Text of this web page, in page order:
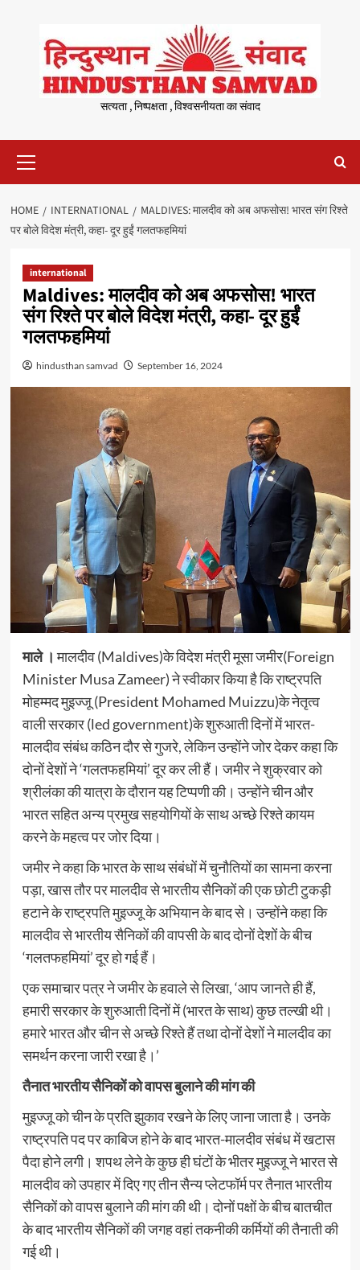
content
सत्यता , निष्पक्षता , विश्वसनीयता का संवाद
Menu
HOME INTERNATIONAL
MALDIVES: मालदीव को अब अफसोस! भारत संग रिश्ते
पर बोले विदेश मंत्री, कहा- दूर हुईं गलतफहमियां
international
Maldives: मालदीव को अब अफसोस! भारत
संग रिश्ते पर बोले विदेश मंत्री, कहा- दूर हुईं
गलतफहमियां
hindusthan samvad September 16, 2024
माले । मालदीव (Maldives)के विदेश मंत्री मूसा जमीर(Foreign
Minister Musa Zameer) ने स्वीकार किया है कि राष्ट्रपति
मोहम्मद मुइज्जू (President Mohamed Muizzu)के नेतृत्व
वाली सरकार (led government)के शुरुआती दिनों में भारत-
मालदीव संबंध कठिन दौर से गुजरे, लेकिन उन्होंने जोर देकर कहा कि
दोनों देशों ने ‘गलतफहमियां’ दूर कर ली हैं। जमीर ने शुक्रवार को
श्रीलंका की यात्रा के दौरान यह टिप्पणी की। उन्होंने चीन और
भारत सहित अन्य प्रमुख सहयोगियों के साथ अच्छे रिश्ते कायम
करने के महत्व पर जोर दिया।
जमीर ने कहा कि भारत के साथ संबंधों में चुनौतियों का सामना करना
पड़ा, खास तौर पर मालदीव से भारतीय सैनिकों की एक छोटी टुकड़ी
हटाने के राष्ट्रपति मुइज्जू के अभियान के बाद से। उन्होंने कहा कि
मालदीव से भारतीय सैनिकों की वापसी के बाद दोनों देशों के बीच
‘गलतफहमियां’ दूर हो गई हैं।
एक समाचार पत्र ने जमीर के हवाले से लिखा, ‘आप जानते ही हैं,
हमारी सरकार के शुरुआती दिनों में (भारत के साथ) कुछ तल्खी थी।
हमारे भारत और चीन से अच्छे रिश्ते हैं तथा दोनों देशों ने मालदीव का
समर्थन करना जारी रखा है।’
तैनात भारतीय सैनिकों को वापस बुलाने की मांग की
मुइज्जू को चीन के प्रति झुकाव रखने के लिए जाना जाता है। उनके
राष्ट्रपति पद पर काबिज होने के बाद भारत-मालदीव संबंध में खटास
पैदा होने लगी। शपथ लेने के कुछ ही घंटों के भीतर मुइज्जू ने भारत से
मालदीव को उपहार में दिए गए तीन सैन्य प्लेटफॉर्म पर तैनात भारतीय
सैनिकों को वापस बुलाने की मांग की थी। दोनों पक्षों के बीच बातचीत
के बाद भारतीय सैनिकों की जगह वहां तकनीकी कर्मियों की तैनाती की
गई थी।